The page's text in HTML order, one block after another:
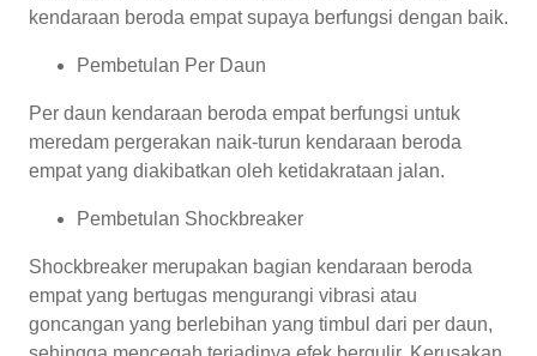
kendaraan beroda empat supaya berfungsi dengan baik.
Pembetulan Per Daun
Per daun kendaraan beroda empat berfungsi untuk
meredam pergerakan naik-turun kendaraan beroda
empat yang diakibatkan oleh ketidakrataan jalan.
Pembetulan Shockbreaker
Shockbreaker merupakan bagian kendaraan beroda
empat yang bertugas mengurangi vibrasi atau
goncangan yang berlebihan yang timbul dari per daun,